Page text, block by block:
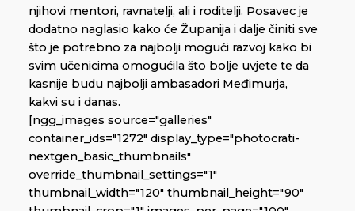
njihovi mentori, ravnatelji, ali i roditelji. Posavec je
dodatno naglasio kako će Županija i dalje činiti sve
što je potrebno za najbolji mogući razvoj kako bi
svim učenicima omogućila što bolje uvjete te da
kasnije budu najbolji ambasadori Međimurja,
kakvi su i danas.
[ngg_images source="galleries"
container_ids="1272" display_type="photocrati-
nextgen_basic_thumbnails"
override_thumbnail_settings="1"
thumbnail_width="120" thumbnail_height="90"